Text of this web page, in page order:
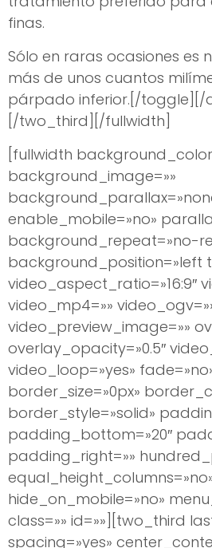
finas.
Sólo en raras ocasiones es
más de unos cuantos
párpado inferior.[/toggle][/
[/two_third][/fullwidth]
[fullwidth
background_image=»»
enable_mobile=»no»
background_repeat=»no-
background_position=»left
video_aspect_ratio=»16:9″
video_mp4=»»
video_preview_image=»»
overlay_opacity=»0.5″
video_loop=»yes»
border_size=»0px»
border_style=»solid»
padding_bottom=»20″
padding_right=»»
hide_on_mobile=»no»
class=»» id=»»][two_third
spacing=»yes»